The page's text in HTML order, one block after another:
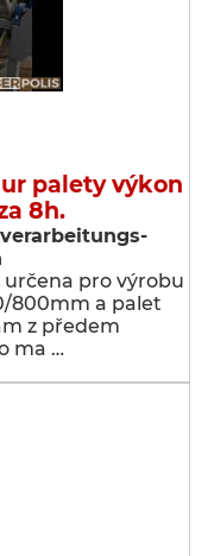
palety výkon
8h.
pro výrobu
800mm a palet
z předem
ma …